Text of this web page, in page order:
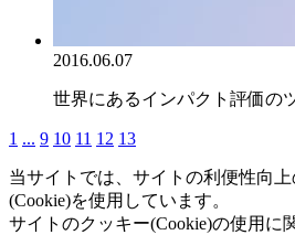
2016.06.07
世界にあるインパクト評価の
1 ... 9 10 11 12 13
当サイトでは、サイトの利便性向
(Cookie)を使用しています。
サイトのクッキー(Cookie)の使用に